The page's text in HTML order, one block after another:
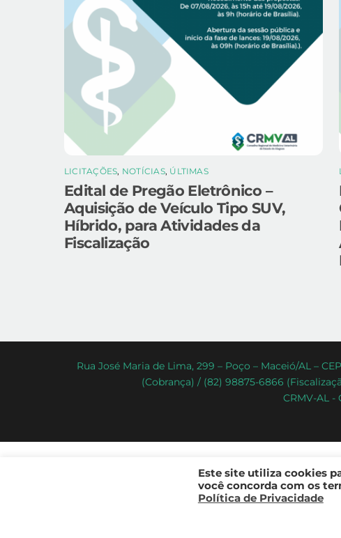
LICITAÇÕES, NOTÍCIAS, ÚLTIMAS
Edital de Pregão Eletrônico –
Aquisição de Veículo Tipo SUV,
Híbrido, para Atividades da
Fiscalização
Rua José Maria de Lima, 299 – Poço – Maceió/AL –
(Cobrança) / (82) 98875-6866
CRMV-AL
Este site utiliza cookies
você concorda com os
Política de Privacidade